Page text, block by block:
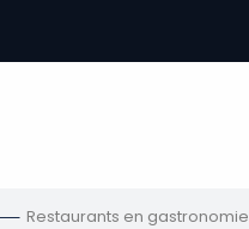
Restaurants en gastronomie